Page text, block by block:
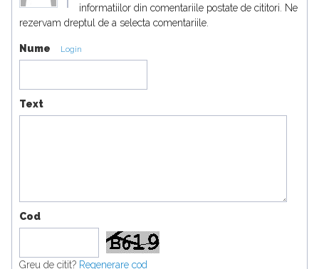
informatiilor din comentariile postate de cititori. Ne
rezervam dreptul de a selecta comentariile.
Nume Login
Text
Cod
Greu de citit? Regenerare cod